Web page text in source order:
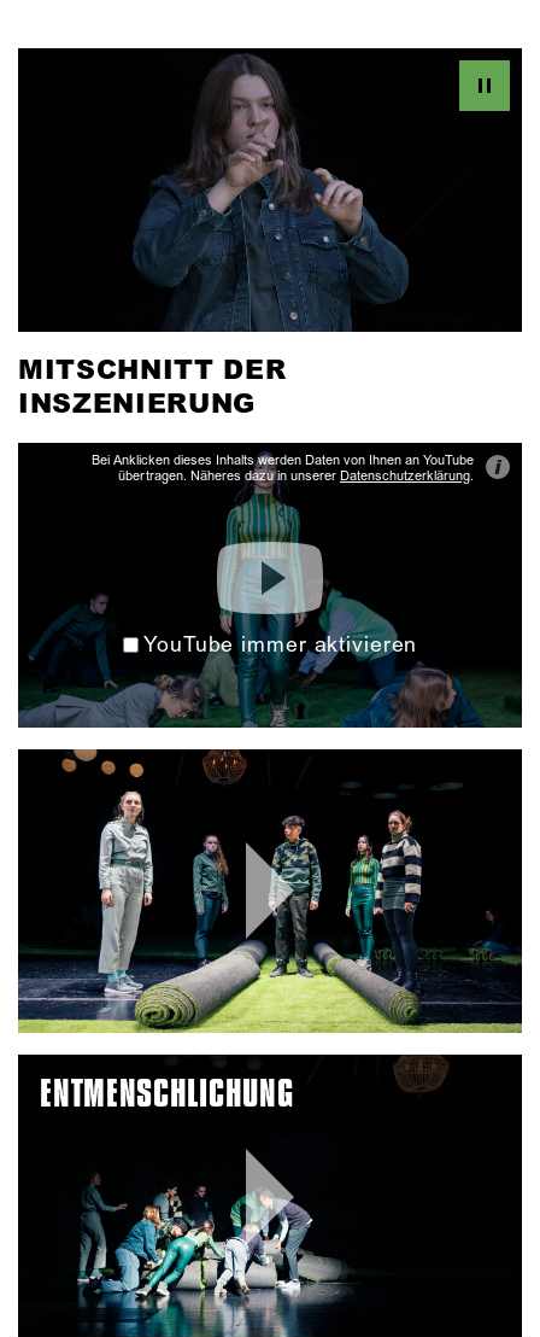
MITSCHNITT DER
INSZENIERUNG
Bei Anklicken dieses Inhalts werden Daten von Ihnen an YouTube
übertragen. Näheres dazu in unserer Datenschutzerklärung. i
YouTube immer aktivieren
Play
Video
Play
Video
ENTMENSCHLICHUNG